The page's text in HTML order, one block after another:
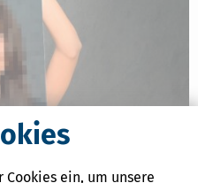
ein, um unsere